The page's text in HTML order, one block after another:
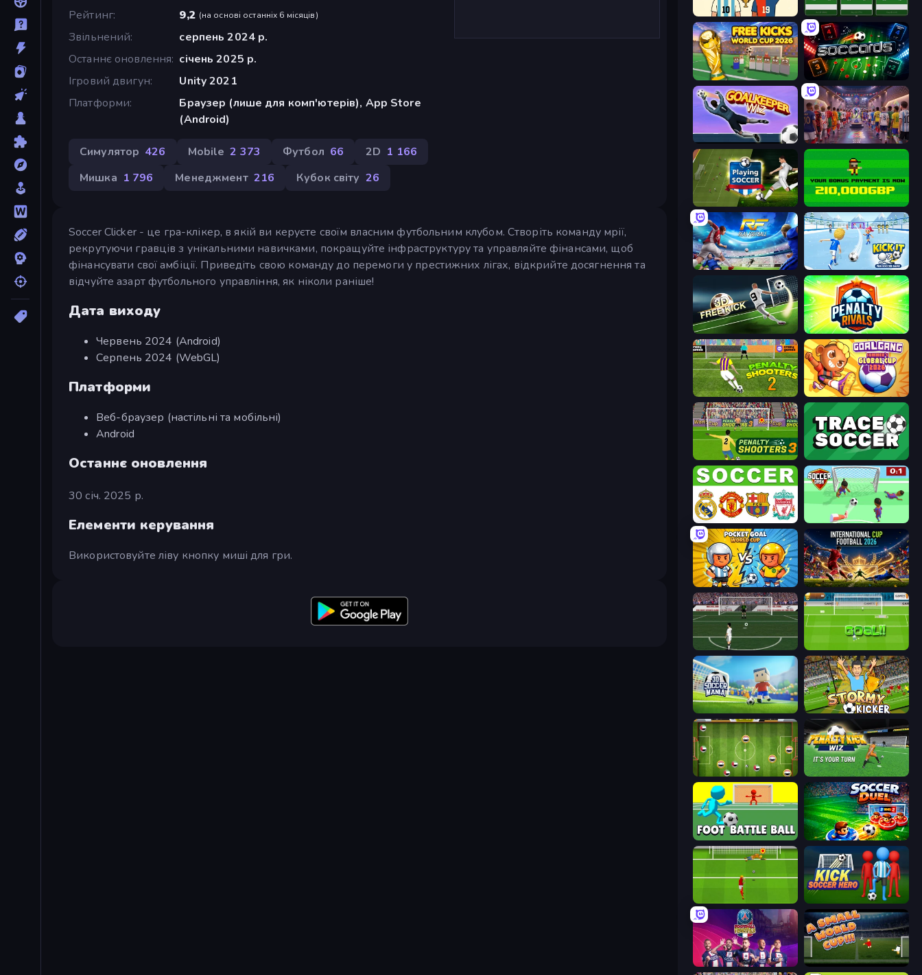
Рейтинг
9,2 (на основі останніх 6 місяців)
Звільнений
серпень 2024 р.
Останнє оновлення січень 2025 р.
Ігровий двигун
Unity 2021
Платформи
Браузер (лише для комп'ютерів), App Store
(Android)
Симулятор 426 Mobile 2 373 Футбол 66 2D 1 166
Мишка 1 796 Менеджмент 216 Кубок світу 26
Soccer Clicker - це гра-клікер, в якій ви керуєте своїм власним футбольним клубом. Створіть команду мрії,
рекрутуючи гравців з унікальними навичками, покращуйте інфраструктуру та управляйте фінансами, щоб
фінансувати свої амбіції. Приведіть свою команду до перемоги у престижних лігах, відкрийте досягнення та
відчуйте азарт футбольного управління, як ніколи раніше!
Дата виходу
Червень 2024 (Android)
Серпень 2024 (WebGL)
Платформи
Веб-браузер (настільні та мобільні)
Android
Останнє оновлення
30 січ. 2025 р.
Елементи керування
Використовуйте ліву кнопку миші для гри.
Idle Soccer Manager
Free Kicks World Cup 2026 Soccards
Goalkeeper Wiz CG FC 26
Playing Soccer Bad Soccer Manager
Real Football Kick It – Fun Soccer Game
Penalty Rivals
Penalty Shooters 2 Goal Gang
Penalty Shooters 3 Tracesoccer
European Football Quiz Soccer Dash
Pocket Goal: World Cup International Cup Football 2026
Bicycle Kick Champ
3D Soccer Mania Stormy Kicker
Soccer Challenge Penalty Kick Wiz
Foot Battle Ball Soccer Duel
Kick Soccer Hero
PSG Soccer Freestyle A Small World Cup